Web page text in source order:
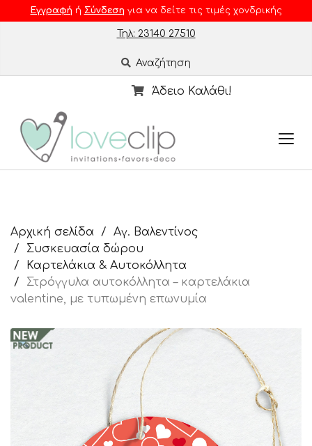
Εγγραφή ή Σύνδεση για να δείτε τις τιμές χονδρικής
Τηλ: 23140 27510
Αναζήτηση
Άδειο Καλάθι!
Αρχική σελίδα
Αγ. Βαλεντίνος
Συσκευασία δώρου
Καρτελάκια & Αυτοκόλλητα
Στρόγγυλα αυτοκόλλητα – καρτελάκια
valentine, με τυπωμένη επωνυμία